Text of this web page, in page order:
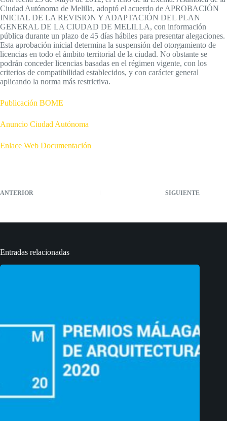
Ciudad Autónoma de Melilla, adoptó el acuerdo de APROBACIÓN
INICIAL DE LA REVISION Y ADAPTACIÓN DEL PLAN
GENERAL DE LA CIUDAD DE MELILLA, con información
pública durante un plazo de 45 días hábiles para presentar alegaciones.
Esta aprobación inicial determina la suspensión del otorgamiento de
licencias en todo el ámbito territorial de la ciudad. No obstante se
podrán conceder licencias basadas en el régimen vigente, con los
criterios de compatibilidad establecidos, y con carácter general
aplicando la norma más restrictiva.
Publicación BOME
Anuncio Ciudad Autónoma
Enlace Web Documentación
ANTERIOR SIGUIENTE
Entradas relacionadas